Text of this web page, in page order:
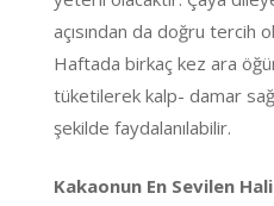
açısından da doğru tercih
Haftada birkaç kez ara
tüketilerek kalp- damar
şekilde faydalanılabilir.
Kakaonun En Sevilen